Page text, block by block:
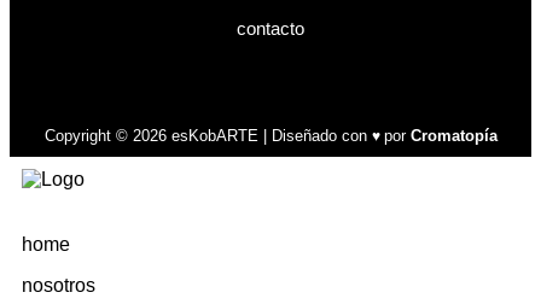
contacto
Copyright © 2026 esKobARTE | Diseñado con ♥ por Cromatopía
home
nosotros